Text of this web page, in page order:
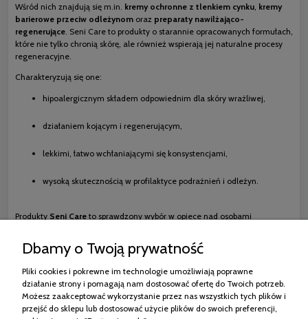
Wśród nich znajdują się m.in. kremy ochronne z tlenkiem cynku kremy
barierowe przeciw odleżynom oraz preparaty nawilżająco-
regenerujące . Seni Care to produkty o starannie opracowanych formułach,
które nie tylko chronią skórę, ale również wspierają jej naturalne procesy
regeneracyjne.
Charakteryzują się one:
hipoalergicznym składem odpowiednim dla skóry wrażliwej,
działaniem kojącym i regenerującym,
lekkimi, łatwo wchłaniającymi się konsystencjami,
wysoką skutecznością w profilaktyce podrażnień i odleżyn.
Produkty Seni Care to sprawdzony wybór w opiece nad osobami
Zakupy
Pomoc
Dbamy o Twoją prywatność
Pliki cookies i pokrewne im technologie umożliwiają poprawne
działanie strony i pomagają nam dostosować ofertę do Twoich potrzeb.
Możesz zaakceptować wykorzystanie przez nas wszystkich tych plików i
przejść do sklepu lub dostosować użycie plików do swoich preferencji,